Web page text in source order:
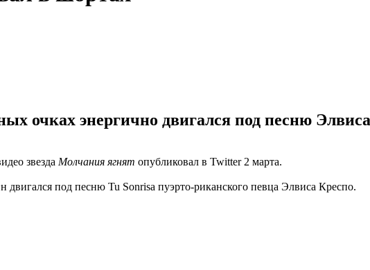
очках энергично двигался под песню
звезда Молчания ягнят опубликовал в Twitter 2 марта.
под песню Tu Sonrisa пуэрто-риканского певца Элвиса Креспо.